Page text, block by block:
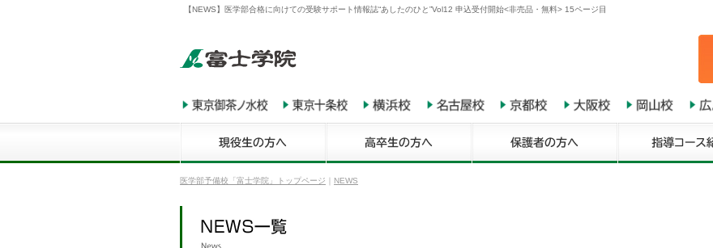
【NEWS】医学部合格に向けての受験サポート情報誌“あしたのひと”Vol12 申込受付開始<非売品・無料> 15ページ目
医学部予備校「富士学院」トップページ NEWS